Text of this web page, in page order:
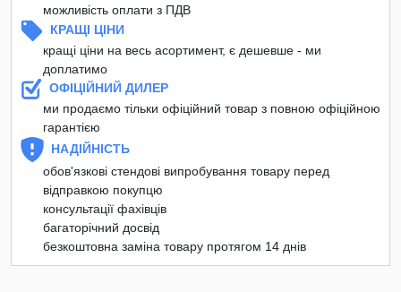
можливість оплати з ПДВ
КРАЩІ ЦІНИ
кращі ціни на весь асортимент, є дешевше - ми
доплатимо
ОФІЦІЙНИЙ ДИЛЕР
ми продаємо тільки офіційний товар з повною офіційною
гарантією
НАДІЙНІСТЬ
обов'язкові стендові випробування товару перед
відправкою покупцю
консультації фахівців
багаторічний досвід
безкоштовна заміна товару протягом 14 днів